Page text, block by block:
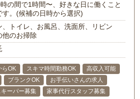
の間で1時間〜、好きな日に働くこと
す。(候補の日時から選択)
、トイレ、お風呂、洗面所、リビン
他のお掃除
らOK スキマ時間勤務OK
高収入可能
ブランクOK
お手伝いさんの求人
ーパー募集
家事代行スタッフ募集